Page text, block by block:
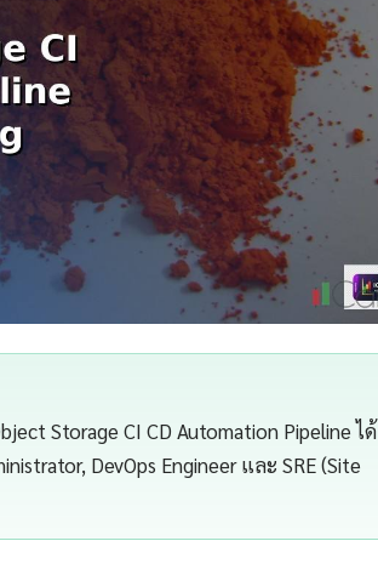
Storage CI CD Automation Pipeline ได้
DevOps Engineer และ SRE (Site